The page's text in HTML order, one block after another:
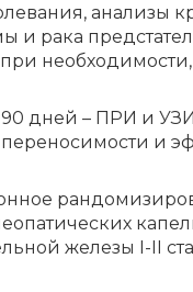
ана­ли­зы
и ра­ка
90 дней – ПРИ и
и
же­ле­зы I-II